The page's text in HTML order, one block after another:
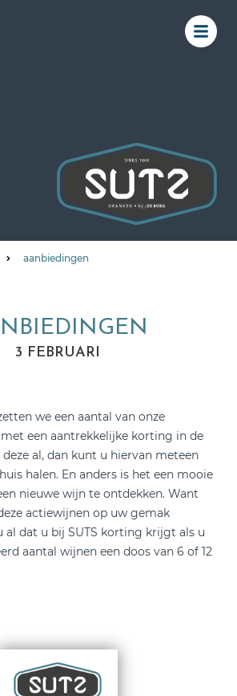
aanbiedingen
3 FEBRUARI
we een aantal van onze
een aantrekkelijke korting in de
al, dan kunt u hiervan meteen
halen. En anders is het een mooie
nieuwe wijn te ontdekken. Want
actiewijnen op uw gemak
al dat u bij SUTS korting krijgt als u
aantal wijnen een doos van 6 of 12